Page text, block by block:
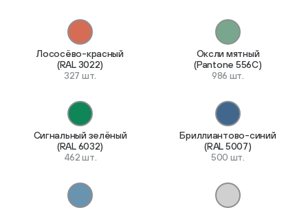
Лососёво-красный
(RAL 3022)
327 шт.
Оксли мятный
(Pantone 556C)
986 шт.
Сигнальный зелёный
(RAL 6032)
462 шт.
Бриллиантово-синий
(RAL 5007)
500 шт.